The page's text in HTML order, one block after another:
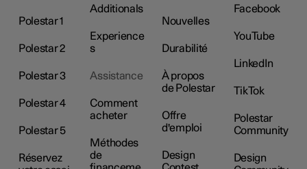
Polestar 1
Polestar 2
Polestar 3
Polestar 4
Polestar 5
Réservez
Additionals
Experience
s
Assistance
Comment
acheter
Méthodes
de
Nouvelles
Durabilité
À propos
de Polestar
Offre
d'emploi
Design
Facebook
YouTube
LinkedIn
TikTok
Polestar
Community
Design